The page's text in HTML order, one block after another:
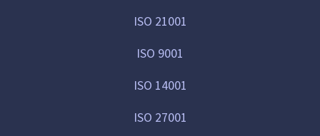
ISO 21001
ISO 9001
ISO 14001
ISO 27001